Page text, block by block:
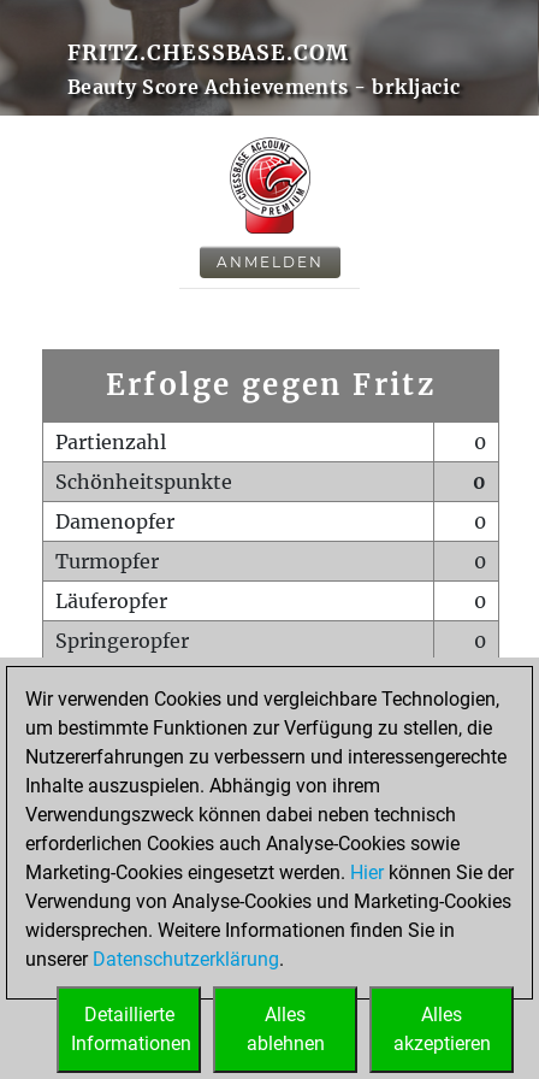
FRITZ.CHESSBASE.COM
Beauty Score Achievements - brkljacic
ANMELDEN
Erfolge gegen Fritz
Partienzahl
0
Schönheitspunkte
0
Damenopfer
0
Turmopfer
0
Läuferopfer
0
Springeropfer
0
Matt auf vollem Brett
0
Bauer setzt Matt
0
Erstickte Matts
Unterverwandlungen
Türme auf der siebten
0
STARTSEITE
Wir verwenden Cookies und vergleichbare Technologien,
um bestimmte Funktionen zur Verfügung zu stellen, die
Nutzererfahrungen zu verbessern und interessengerechte
Inhalte auszuspielen. Abhängig von ihrem
Verwendungszweck können dabei neben technisch
erforderlichen Cookies auch Analyse-Cookies sowie
Marketing-Cookies eingesetzt werden. Hierkönnen Sie der
Verwendung von Analyse-Cookies und Marketing-Cookies
widersprechen. Weitere Informationen finden Sie in
unserer Datenschutzerklärung.
Alles
akzeptieren
Alles
ablehnen
Detaillierte
Informationen